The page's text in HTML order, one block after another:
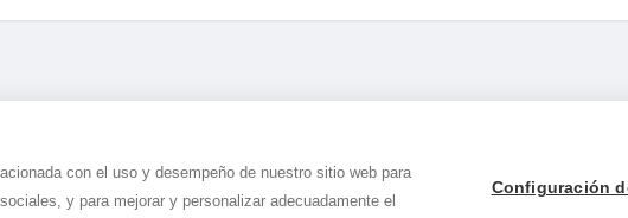
con el uso y desempeño de nuestro sitio web para
y para mejorar y personalizar adecuadamente el
Configuración